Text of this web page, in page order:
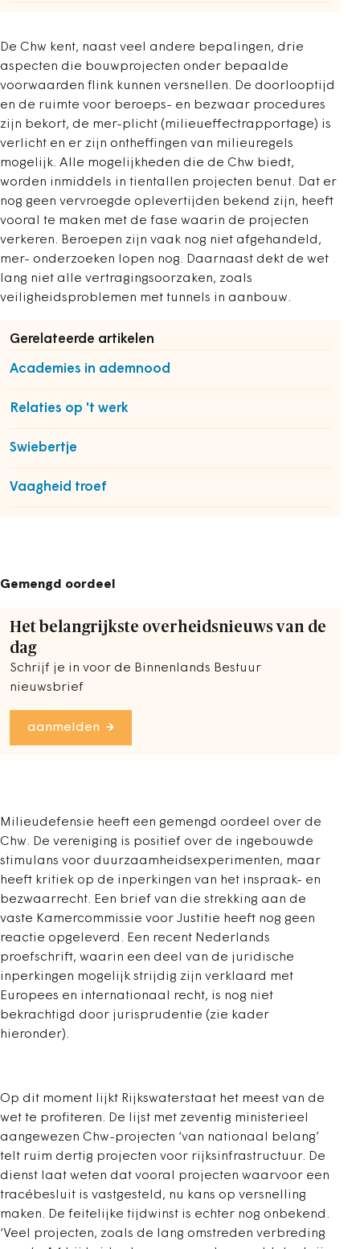
De Chw kent, naast veel andere bepalingen, drie
aspecten die bouwprojecten onder bepaalde
voorwaarden flink kunnen versnellen. De doorlooptijd
en de ruimte voor beroeps- en bezwaar procedures
zijn bekort, de mer-plicht (milieueffectrapportage) is
verlicht en er zijn ontheffingen van milieuregels
mogelijk. Alle mogelijkheden die de Chw biedt,
worden inmiddels in tientallen projecten benut. Dat er
nog geen vervroegde oplevertijden bekend zijn, heeft
vooral te maken met de fase waarin de projecten
verkeren. Beroepen zijn vaak nog niet afgehandeld,
mer- onderzoeken lopen nog. Daarnaast dekt de wet
lang niet alle vertragingsoorzaken, zoals
veiligheidsproblemen met tunnels in aanbouw.
Gerelateerde artikelen
Academies in ademnood
Relaties op 't werk
Swiebertje
Vaagheid troef
Gemengd oordeel
Het belangrijkste overheidsnieuws van de
dag
Schrijf je in voor de Binnenlands Bestuur
nieuwsbrief
aanmelden
Milieudefensie heeft een gemengd oordeel over de
Chw. De vereniging is positief over de ingebouwde
stimulans voor duurzaamheidsexperimenten, maar
heeft kritiek op de inperkingen van het inspraak- en
bezwaarrecht. Een brief van die strekking aan de
vaste Kamercommissie voor Justitie heeft nog geen
reactie opgeleverd. Een recent Nederlands
proefschrift, waarin een deel van de juridische
inperkingen mogelijk strijdig zijn verklaard met
Europees en internationaal recht, is nog niet
bekrachtigd door jurisprudentie (zie kader
hieronder).
Op dit moment lijkt Rijkswaterstaat het meest van de
wet te profiteren. De lijst met zeventig ministerieel
aangewezen Chw-projecten ‘van nationaal belang’
telt ruim dertig projecten voor rijksinfrastructuur. De
dienst laat weten dat vooral projecten waarvoor een
tracébesluit is vastgesteld, nu kans op versnelling
maken. De feitelijke tijdwinst is echter nog onbekend.
‘Veel projecten, zoals de lang omstreden verbreding